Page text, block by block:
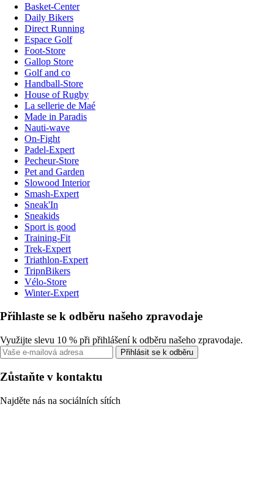
Basket-Center
Daily Bikers
Direct Running
Espace Golf
Foot-Store
Gallop Store
Golf and co
Handball-Store
House of Rugby
La sellerie de Maé
Made in Paradis
Nauti-wave
On-Fight
Padel-Expert
Pecheur-Store
Pet and Garden
Slowood Interior
Smash-Expert
Sneak'In
Sneakids
Sport is good
Training-Fit
Trek-Expert
Triathlon-Expert
TripnBikers
Vélo-Store
Winter-Expert
Přihlaste se k odběru našeho zpravodaje
Využijte slevu 10 % při přihlášení k odběru našeho zpravodaje.
Přihlásit se k odběru
Zůstaňte v kontaktu
Najděte nás na sociálních sítích